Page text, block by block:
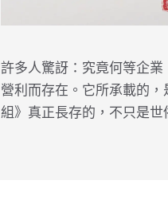
許多人驚訝：究竟何等企
營利而存在。它所承載的
組》真正長存的，不只是世